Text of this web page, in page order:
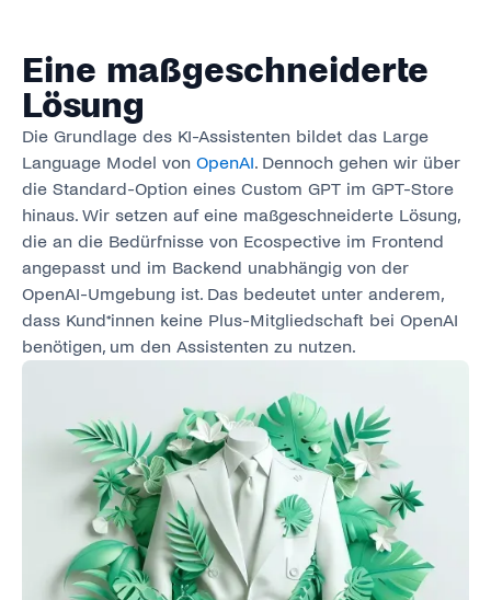
Eine maßgeschneiderte
Lösung
Die Grundlage des KI-Assistenten bildet das Large
Language Model vonOpenAI. Dennoch gehen wir über
die Standard-Option eines Custom GPT im GPT-Store
hinaus. Wir setzen auf eine maßgeschneiderte Lösung,
die an die Bedürfnisse von Ecospective im Frontend
angepasst und im Backend unabhängig von der
OpenAI-Umgebung ist. Das bedeutet unter anderem,
dass Kund*innen keine Plus-Mitgliedschaft bei OpenAI
benötigen, um den Assistenten zu nutzen.